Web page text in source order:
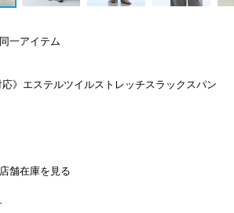
同一アイテム
応》エステルツイルストレッチスラックスパン
店舗在庫を見る